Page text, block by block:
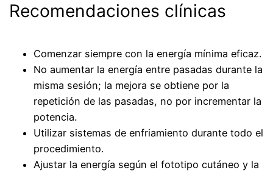
Recomendaciones clínicas
Comenzar siempre con la energía mínima eficaz.
No aumentar la energía entre pasadas durante la
misma sesión; la mejora se obtiene por la
repetición de las pasadas, no por incrementar la
potencia.
Utilizar sistemas de enfriamiento durante todo el
procedimiento.
Ajustar la energía según el fototipo cutáneo y la